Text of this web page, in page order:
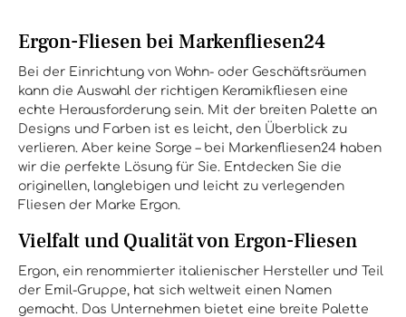
Ergon-Fliesen bei Markenfliesen24
Bei der Einrichtung von Wohn- oder Geschäftsräumen
kann die Auswahl der richtigen Keramikfliesen eine
echte Herausforderung sein. Mit der breiten Palette an
Designs und Farben ist es leicht, den Überblick zu
verlieren. Aber keine Sorge – bei Markenfliesen24 haben
wir die perfekte Lösung für Sie. Entdecken Sie die
originellen, langlebigen und leicht zu verlegenden
Fliesen der Marke Ergon.
Vielfalt und Qualität von Ergon-Fliesen
Ergon, ein renommierter italienischer Hersteller und Teil
der Emil-Gruppe, hat sich weltweit einen Namen
gemacht. Das Unternehmen bietet eine breite Palette